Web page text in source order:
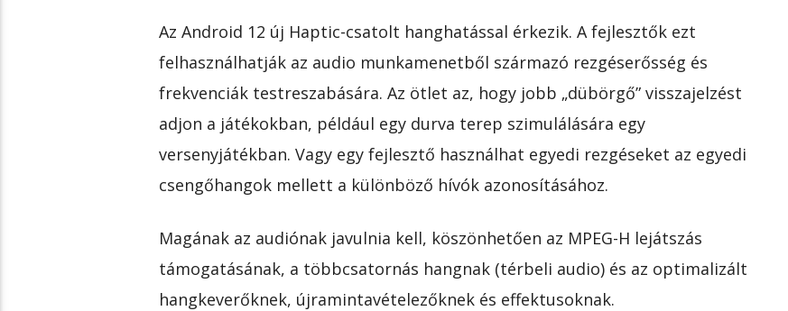
Az Android 12 új Haptic-csatolt hanghatással érkezik. A fejlesztők ezt
felhasználhatják az audio munkamenetből származó rezgéserősség és
frekvenciák testreszabására. Az ötlet az, hogy jobb „dübörgő” visszajelzést
adjon a játékokban, például egy durva terep szimulálására egy
versenyjátékban. Vagy egy fejlesztő használhat egyedi rezgéseket az egyedi
csengőhangok mellett a különböző hívók azonosításához.
Magának az audiónak javulnia kell, köszönhetően az MPEG-H lejátszás
támogatásának, a többcsatornás hangnak (térbeli audio) és az optimalizált
hangkeverőknek, újramintavételezőknek és effektusoknak.